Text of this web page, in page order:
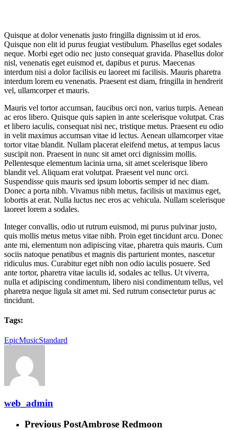
Quisque at dolor venenatis justo fringilla dignissim ut id eros.
Quisque non elit id purus feugiat vestibulum. Phasellus eget sodales
neque. Morbi eget odio nec justo consequat gravida. Phasellus dolor
nisl, venenatis eget euismod et, dapibus et purus. Maecenas
interdum nisi a dolor facilisis eu laoreet mi facilisis. Mauris pharetra
interdum lorem eu venenatis. Praesent est diam, fringilla in hendrerit
vel, ullamcorper et mauris.
Mauris vel tortor accumsan, faucibus orci non, varius turpis. Aenean
ac eros libero. Quisque quis sapien in ante scelerisque volutpat. Cras
et libero iaculis, consequat nisi nec, tristique metus. Praesent eu odio
in velit maximus accumsan vitae id lectus. Aenean ullamcorper vitae
tortor vitae blandit. Nullam placerat eleifend metus, at tempus lacus
suscipit non. Praesent in nunc sit amet orci dignissim mollis.
Pellentesque elementum lacinia urna, sit amet scelerisque libero
blandit vel. Aliquam erat volutpat. Praesent vel nunc orci.
Suspendisse quis mauris sed ipsum lobortis semper id nec diam.
Donec a porta nibh. Vivamus nibh metus, facilisis ut maximus eget,
lobortis at erat. Nulla luctus nec eros ac vehicula. Nullam scelerisque
laoreet lorem a sodales.
Integer convallis, odio ut rutrum euismod, mi purus pulvinar justo,
quis mollis metus metus vitae nibh. Proin eget tincidunt arcu. Donec
ante mi, elementum non adipiscing vitae, pharetra quis mauris. Cum
sociis natoque penatibus et magnis dis parturient montes, nascetur
ridiculus mus. Curabitur eget nibh non odio iaculis posuere. Sed
ante tortor, pharetra vitae iaculis id, sodales ac tellus. Ut viverra,
nulla et adipiscing condimentum, libero nisi condimentum tellus, vel
pharetra neque ligula sit amet mi. Sed rutrum consectetur purus ac
tincidunt.
Tags:
EpicMusicStandard
web_admin
Previous PostAmbrose Redmoon